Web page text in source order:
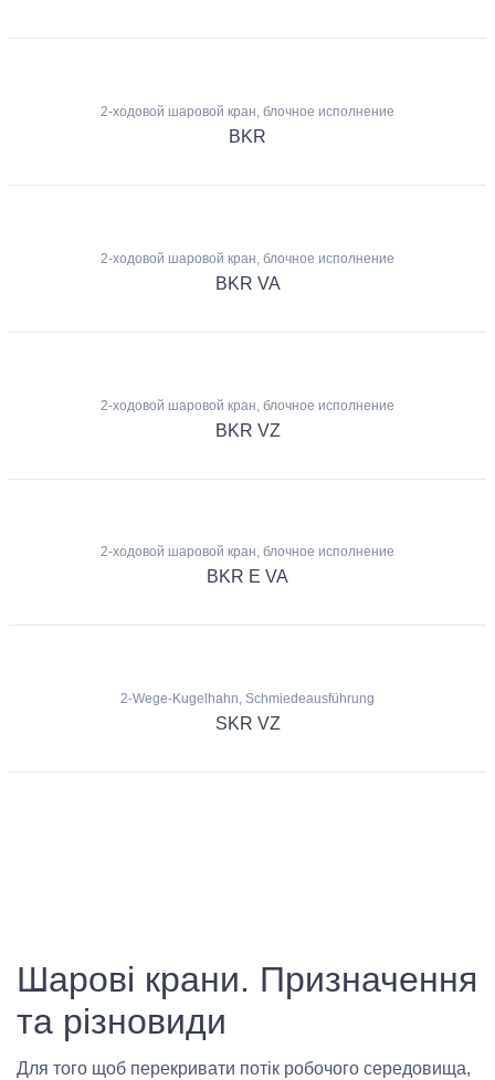
2-ходовой шаровой кран, блочное исполнение
BKR
2-ходовой шаровой кран, блочное исполнение
BKR VA
2-ходовой шаровой кран, блочное исполнение
BKR VZ
2-ходовой шаровой кран, блочное исполнение
BKR E VA
2-Wege-Kugelhahn, Schmiedeausführung
SKR VZ
Шарові крани. Призначення
та різновиди
Для того щоб перекривати потік робочого середовища,